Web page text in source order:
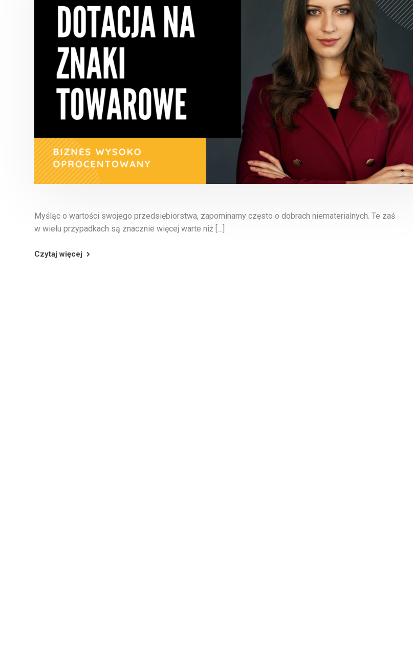
Myśląc o wartości swojego przedsiębiorstwa, zapominamy często o dobrach niematerialnych. Te zaś
w wielu przypadkach są znacznie więcej warte niż […]
Czytaj więcej